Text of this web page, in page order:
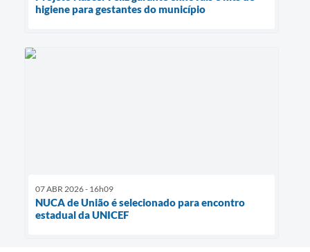
higiene para gestantes do município
07 ABR 2026 - 16h09
NUCA de União é selecionado para encontro
estadual da UNICEF